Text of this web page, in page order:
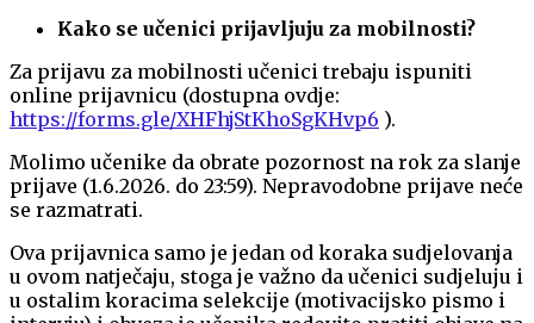
Kako se učenici prijavljuju za mobilnosti?
Za prijavu za mobilnosti učenici trebaju ispuniti
online prijavnicu (dostupna ovdje:
https://forms.gle/XHFhjStKhoSgKHvp6 ).
Molimo učenike da obrate pozornost na rok za slanje
prijave (1.6.2026. do 23:59). Nepravodobne prijave neće
se razmatrati.
Ova prijavnica samo je jedan od koraka sudjelovanja
u ovom natječaju, stoga je važno da učenici sudjeluju i
u ostalim koracima selekcije (motivacijsko pismo i